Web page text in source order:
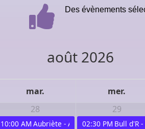
Des évènements
août 2026
mar. mer.
28
10:00 AM Aubriète - Atelier "initiation
29
02:30 PM Bull d'R